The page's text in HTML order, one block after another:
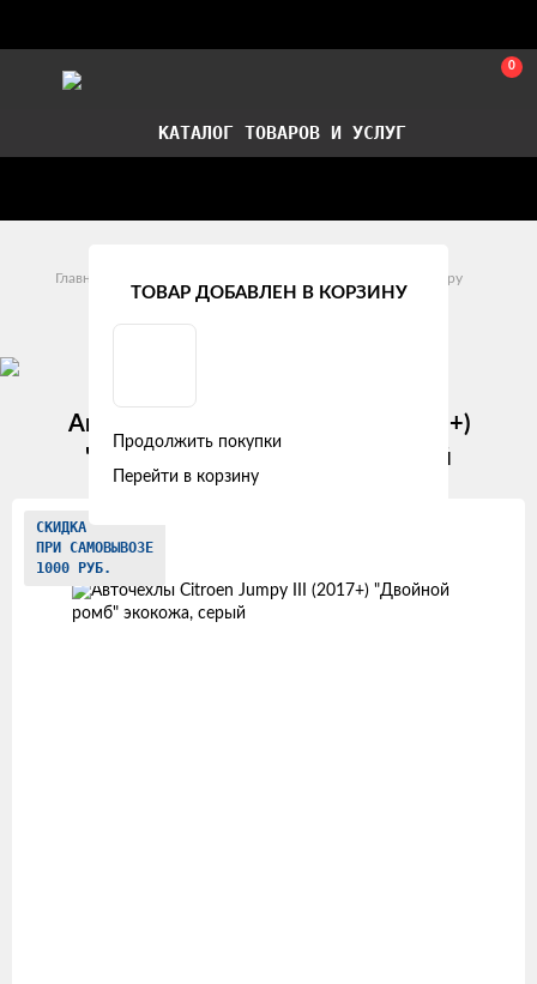
0
КАТАЛОГ ТОВАРОВ И УСЛУГ
Главная
Jumpy
Citroen Jumpy III (2016 - 2022)
Авточехлы Citroen Jumpy III (2017+)
"Двойной ромб" экокожа, серый
Изображения
товаров
СКИДКА
ПРИ САМОВЫВОЗЕ
1000 РУБ.
ТОВАР ДОБАВЛЕН В КОРЗИНУ
Продолжить покупки
Перейти в корзину